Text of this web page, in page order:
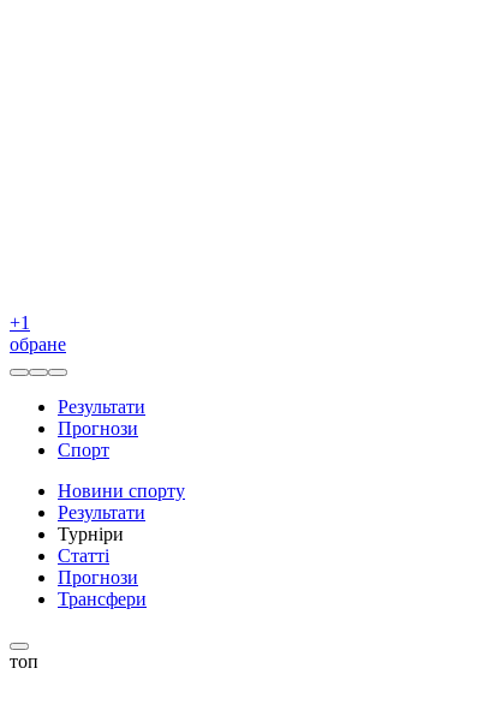
+1
обране
Результати
Прогнози
Спорт
Новини спорту
Результати
Турніри
Статті
Прогнози
Трансфери
топ